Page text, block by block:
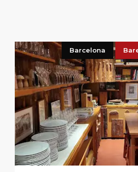
Barcelona